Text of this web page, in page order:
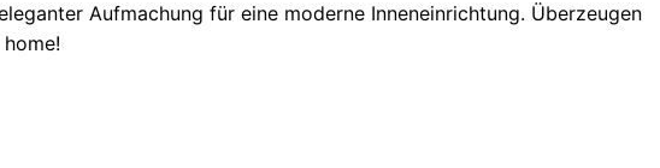
Aufmachung für eine moderne Inneneinrichtung. Überzeugen